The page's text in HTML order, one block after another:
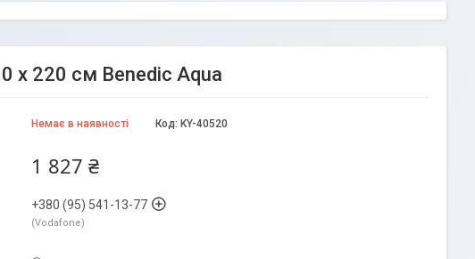
х 220 см Benedic Aqua
Немає в наявності Код: KY-40520
1 827 ₴
+380 (95) 541-13-77
Vodafone